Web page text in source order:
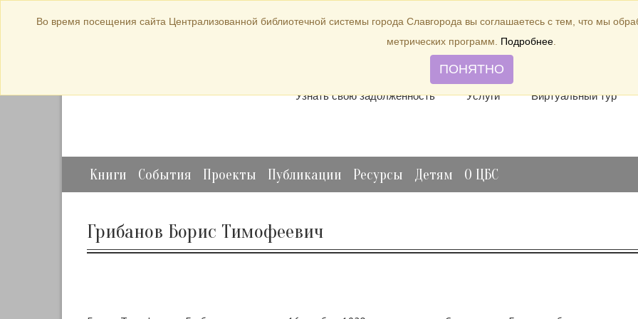
bibl-serv@mail.ru
Отзывы и предложения
Узнать свою задолженность Услуги Виртуальный тур
Книги События Проекты Публикации Ресурсы Детям О ЦБС
Грибанов Борис Тимофеевич
Во время посещения сайта Централизованной библиотечной системы города Славгорода вы соглашаетесь с тем, что мы
метрических программ. Подробнее
ПОНЯТНО